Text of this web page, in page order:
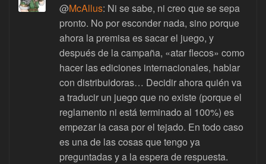
@McAllus: Ni se sabe, ni creo que se sepa
pronto. No por esconder nada, sino porque
ahora la premisa es sacar el juego, y
después de la campaña, «atar flecos» como
hacer las ediciones internacionales, hablar
con distribuidoras… Decidir ahora quién va
a traducir un juego que no existe (porque el
reglamento ni está terminado al 100%) es
empezar la casa por el tejado. En todo caso
es una de las cosas que tengo ya
preguntadas y a la espera de respuesta.